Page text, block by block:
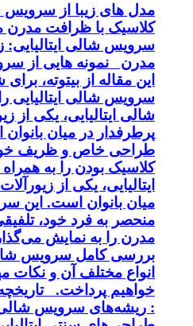
مدل های زیبا از سرویس
کلاسیک با ظرافت مدرن
سرویس شالی ایتالیایی:
مدرن نمونه هایی از
این مقاله از بیتوته، برای
سرویس شالی ایتالیایی
شالی ایتالیایی، یکی از
پرطرفدار در میان
طراحی خاص و ظریف خود،
کلاسیک بودن را به
ایتالیایی، یکی از
میان بانوان است. این
منحصر به فرد خود،
مدرن را به نمایش
بررسی کامل سرویس شالی
انواع مختلف آن و نکات
خواهیم پرداخت.
: ریشه‌های سرویس شالی